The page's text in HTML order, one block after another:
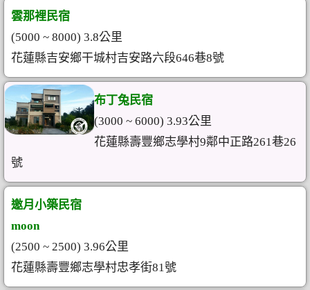
雲那裡民宿
(5000 ~ 8000) 3.8公里
花蓮縣吉安鄉干城村吉安路六段646巷8號
布丁兔民宿
(3000 ~ 6000) 3.93公里
花蓮縣壽豐鄉志學村9鄰中正路261巷26
號
邀月小築民宿
moon
(2500 ~ 2500) 3.96公里
花蓮縣壽豐鄉志學村忠孝街81號